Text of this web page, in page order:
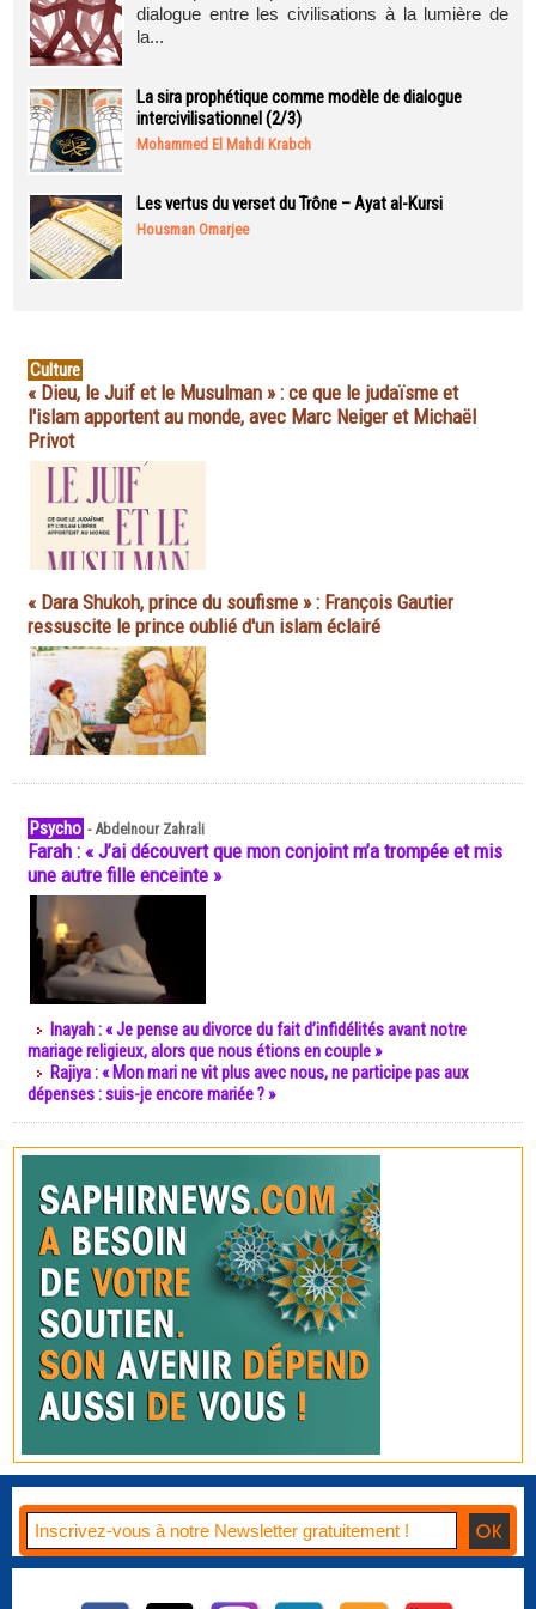
dialogue entre les civilisations à la lumière de
la...
La sira prophétique comme modèle de dialogue
intercivilisationnel (2/3)
Mohammed El Mahdi Krabch
Les vertus du verset du Trône – Ayat al-Kursi
Housman Omarjee
Culture
« Dieu, le Juif et le Musulman » : ce que le judaïsme et
l'islam apportent au monde, avec Marc Neiger et Michaël
Privot
« Dara Shukoh, prince du soufisme » : François Gautier
ressuscite le prince oublié d'un islam éclairé
Psycho -Abdelnour Zahrali
Farah : « J’ai découvert que mon conjoint m’a trompée et mis
une autre fille enceinte »
Inayah : « Je pense au divorce du fait d’infidélités avant notre
mariage religieux, alors que nous étions en couple »
Rajiya : « Mon mari ne vit plus avec nous, ne participe pas aux
dépenses : suis-je encore mariée ? »